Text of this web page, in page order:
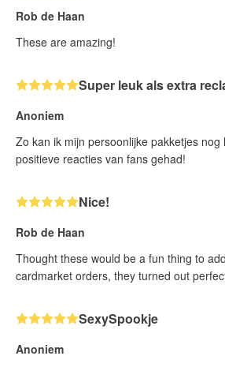
Rob de Haan
These are amazing!
Super leuk als extra
Anoniem
Zo kan ik mijn persoonlijke pakketjes nog
positieve reacties van fans gehad!
Nice!
Rob de Haan
Thought these would be a fun thing to
cardmarket orders, they turned out
SexySpookje
Anoniem